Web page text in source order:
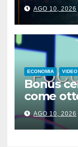
AGO 10, 2026
ECONOMIA VIDEO
Bonus
come
AGO 10, 2026